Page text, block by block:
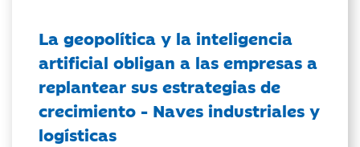
La geopolítica y la inteligencia
artificial obligan a las empresas a
replantear sus estrategias de
crecimiento - Naves industriales y
logísticas